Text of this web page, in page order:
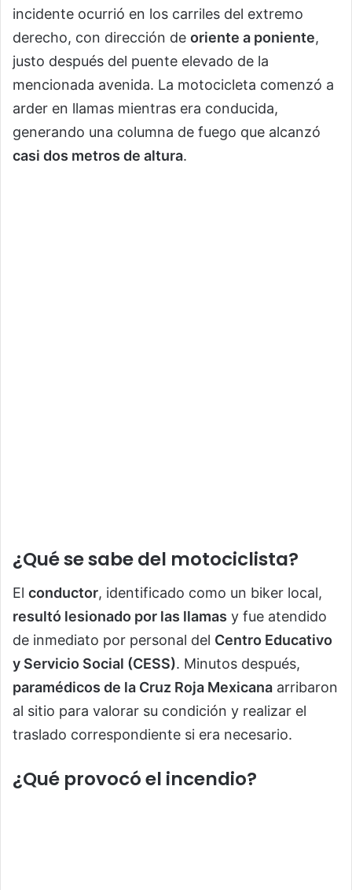
incidente ocurrió en los carriles del extremo
derecho, con dirección de oriente a poniente,
justo después del puente elevado de la
mencionada avenida. La motocicleta comenzó a
arder en llamas mientras era conducida,
generando una columna de fuego que alcanzó
casi dos metros de altura.
¿Qué se sabe del motociclista?
El conductor, identificado como un biker local,
resultó lesionado por las llamas y fue atendido
de inmediato por personal del Centro Educativo
y Servicio Social (CESS). Minutos después,
paramédicos de la Cruz Roja Mexicana arribaron
al sitio para valorar su condición y realizar el
traslado correspondiente si era necesario.
¿Qué provocó el incendio?